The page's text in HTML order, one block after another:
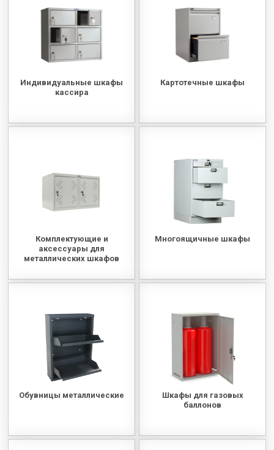
СИСТЕМЫ ХРАНЕНИЯ
ОФИСНАЯ МЕБЕЛЬ
МЕБЕЛЬ ДЛЯ СТОЛОВЫХ
Индивидуальные шкафы
кассира
Картотечные шкафы
Комплектующие и
аксессуары для
металлических шкафов
Многоящичные шкафы
Обувницы металлические
Шкафы для газовых
баллонов